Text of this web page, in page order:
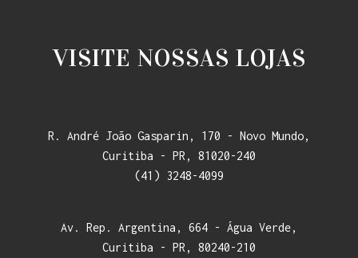
VISITE NOSSAS LOJAS
R. André João Gasparin, 170 - Novo Mundo,
Curitiba - PR, 81020-240
(41) 3248-4099
Av. Rep. Argentina, 664 - Água Verde,
Curitiba - PR, 80240-210